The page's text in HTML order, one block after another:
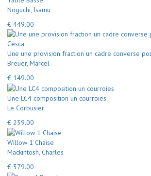
Noguchi, Isamu
€ 449.00
Une une provision fraction un cadre converse
Breuer, Marcel
€ 149.00
Une LC4 composition un courroies
Le Corbusier
€ 239.00
Willow 1 Chaise
Mackintosh, Charles
€ 379.00